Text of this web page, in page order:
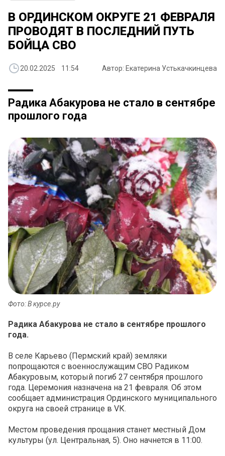
В ОРДИНСКОМ ОКРУГЕ 21 ФЕВРАЛЯ
ПРОВОДЯТ В ПОСЛЕДНИЙ ПУТЬ
БОЙЦА СВО
20.02.2025 11:54 Автор: Екатерина Устькачкинцева
Радика Абакурова не стало в сентябре
прошлого года
Фото: В курсе.ру
Радика Абакурова не стало в сентябре прошлого
года.
В селе Карьево (Пермский край) земляки
попрощаются с военнослужащим СВО Радиком
Абакуровым, который погиб 27 сентября прошлого
года. Церемония назначена на 21 февраля. Об этом
сообщает администрация Ординского муниципального
округа на своей странице в VК.
Местом проведения прощания станет местный Дом
культуры (ул. Центральная, 5). Оно начнется в 11:00.